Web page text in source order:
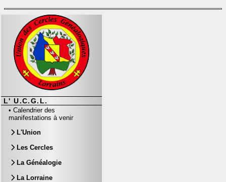
L' U.C.G.L.
• Calendrier des
manifestations à venir
L'Union
Les Cercles
La Généalogie
La Lorraine